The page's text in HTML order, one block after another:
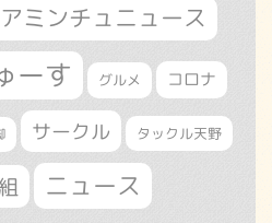
アミンチュニュース
ーす グルメ コロナ
サークル タックル天野
ニュース